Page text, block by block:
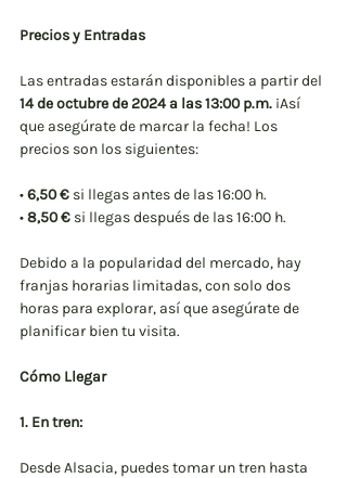
Precios y Entradas
Las entradas estarán disponibles a partir del
14 de octubre de 2024 a las 13:00 p.m. ¡Así
que asegúrate de marcar la fecha! Los
precios son los siguientes:
• 6,50 € si llegas antes de las 16:00 h.
• 8,50 € si llegas después de las 16:00 h.
Debido a la popularidad del mercado, hay
franjas horarias limitadas, con solo dos
horas para explorar, así que asegúrate de
planificar bien tu visita.
Cómo Llegar
1. En tren:
Desde Alsacia, puedes tomar un tren hasta